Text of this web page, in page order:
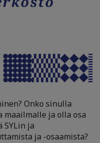
Onko sinulla
maailmalle ja olla osa
ja
ja -osaamista?